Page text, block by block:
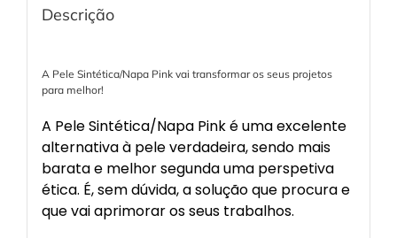
Descrição
A Pele Sintética/Napa Pink vai transformar os seus projetos
para melhor!
A Pele Sintética/Napa Pink é uma excelente
alternativa à pele verdadeira, sendo mais
barata e melhor segunda uma perspetiva
ética. É, sem dúvida, a solução que procura e
que vai aprimorar os seus trabalhos.